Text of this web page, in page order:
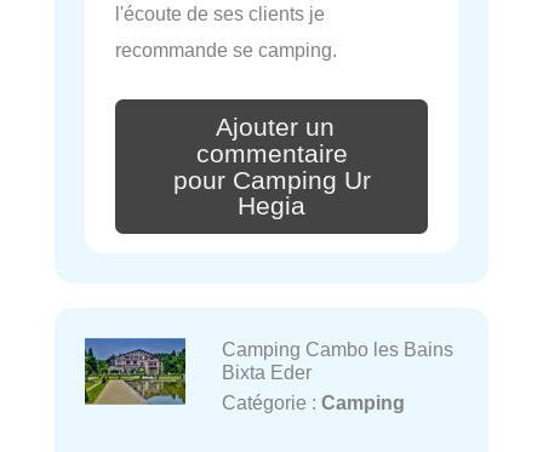
l'écoute de ses clients je
recommande se camping.
Ajouter un
commentaire
pour Camping Ur
Hegia
Camping Cambo les Bains
Bixta Eder
Catégorie : Camping